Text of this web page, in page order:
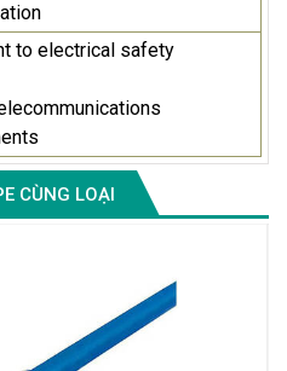
to electrical safety
CÙNG LOẠI